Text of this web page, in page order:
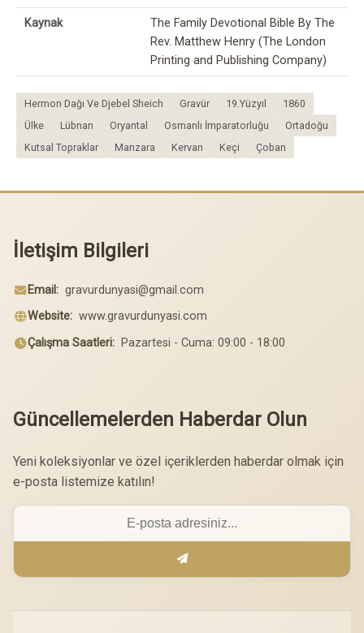
Kaynak
The Family Devotional Bible By The
Rev. Matthew Henry (The London
Printing and Publishing Company)
Hermon Dağı Ve Djebel Sheich Gravür 19.Yüzyıl
1860
Ülke
Lübnan Oryantal Osmanlı İmparatorluğu
Ortadoğu
Kutsal Topraklar
Manzara Kervan Keçi Çoban
İletişim Bilgileri
Email: gravurdunyasi@gmail.com
Website: www.gravurdunyasi.com
Çalışma Saatleri: Pazartesi - Cuma: 09:00 - 18:00
Güncellemelerden Haberdar Olun
Yeni koleksiyonlar ve özel içeriklerden haberdar olmak için
e-posta listemize katılın!